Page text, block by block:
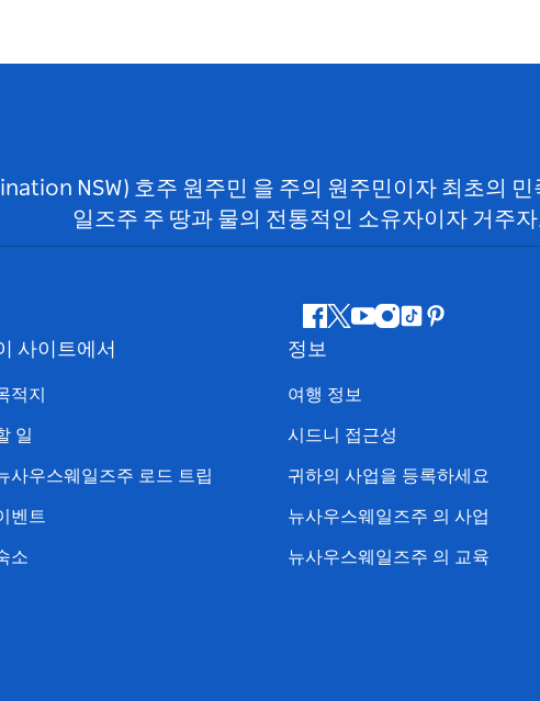
NSW) 호주 원주민 을 주의 원주민이자 최초의
일즈주 주 땅과 물의 전통적인 소유자이자 거주
페
이
북
지
다
유 인
램
틱
핀
사이트에서
적지
일
사우스웨일즈주 로드 트립
벤트
소
정보
여행 정보
시드니 접근성
귀하의 사업을 등록하세요
뉴사우스웨일즈주 의 사업
뉴사우스웨일즈주 의 교육